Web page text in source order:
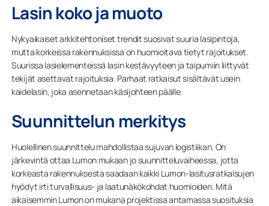
Lasin koko ja muoto
Nykyaikaiset arkkitehtoniset trendit suosivat suuria lasipintoja,
mutta korkeissa rakennuksissa on huomioitava tietyt rajoitukset.
Suurissa lasielementeissä lasin kestävyyteen ja taipumiin liittyvät
tekijät asettavat rajoituksia. Parhaat ratkaisut sisältävät usein
kaidelasin, joka asennetaan käsijohteen päälle.
Suunnittelun merkitys
Huolellinen suunnittelu mahdollistaa sujuvan logistiikan. On
järkevintä ottaa Lumon mukaan jo suunnitteluvaiheessa, jotta
korkeasta rakennuksesta saadaan kaikki Lumon-lasitusratkaisujen
hyödyt irti turvallisuus- ja laatunäkökohdat huomioiden. Mitä
aikaisemmin Lumon on mukana projektissa antamassa suosituksia